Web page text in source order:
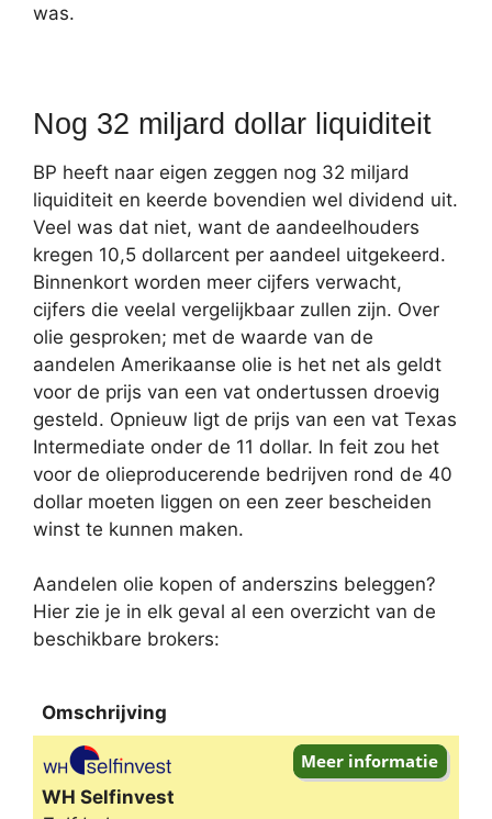
was.
Nog 32 miljard dollar liquiditeit
BP heeft naar eigen zeggen nog 32 miljard
liquiditeit en keerde bovendien wel dividend uit.
Veel was dat niet, want de aandeelhouders
kregen 10,5 dollarcent per aandeel uitgekeerd.
Binnenkort worden meer cijfers verwacht,
cijfers die veelal vergelijkbaar zullen zijn. Over
olie gesproken; met de waarde van de
aandelen Amerikaanse olie is het net als geldt
voor de prijs van een vat ondertussen droevig
gesteld. Opnieuw ligt de prijs van een vat Texas
Intermediate onder de 11 dollar. In feit zou het
voor de olieproducerende bedrijven rond de 40
dollar moeten liggen on een zeer bescheiden
winst te kunnen maken.
Aandelen olie kopen of anderszins beleggen?
Hier zie je in elk geval al een overzicht van de
beschikbare brokers:
Omschrijving
Omschrijving
WH Selfinvest